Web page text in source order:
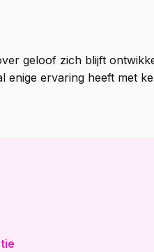
geloof zich blijft
ervaring heeft met